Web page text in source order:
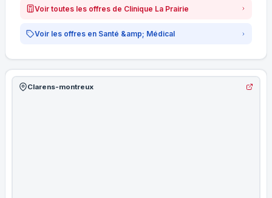
Voir toutes les offres de Clinique La Prairie
Voir les offres en Santé &amp; Médical
Clarens-montreux